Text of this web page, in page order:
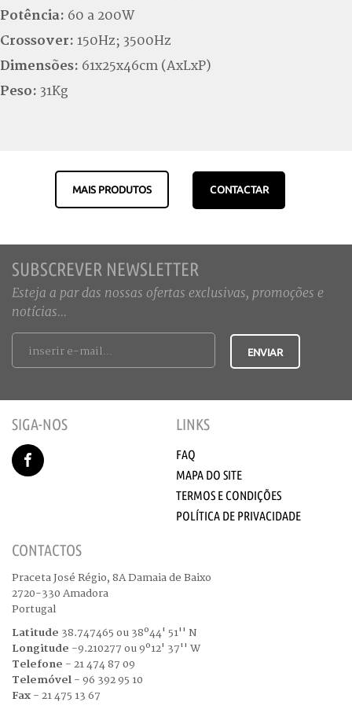
Potência: 60 a 200W
Crossover: 150Hz; 3500Hz
Dimensões: 61x25x46cm (AxLxP)
Peso: 31Kg
MAIS PRODUTOS CONTACTAR
SUBSCREVER NEWSLETTER
Esteja a par das nossas ofertas exclusivas, promoções e
notícias...
SIGA-NOS LINKS
FAQ
MAPA DO SITE
TERMOS E CONDIÇÕES
POLÍTICA DE PRIVACIDADE
CONTACTOS
Praceta José Régio, 8A Damaia de Baixo
2720-330 Amadora
Portugal
Latitude 38.747465 ou 38º44' 51'' N
Longitude -9.210277 ou 9º12' 37'' W
Telefone - 21 474 87 09
Telemóvel - 96 392 95 10
Fax - 21 475 13 67